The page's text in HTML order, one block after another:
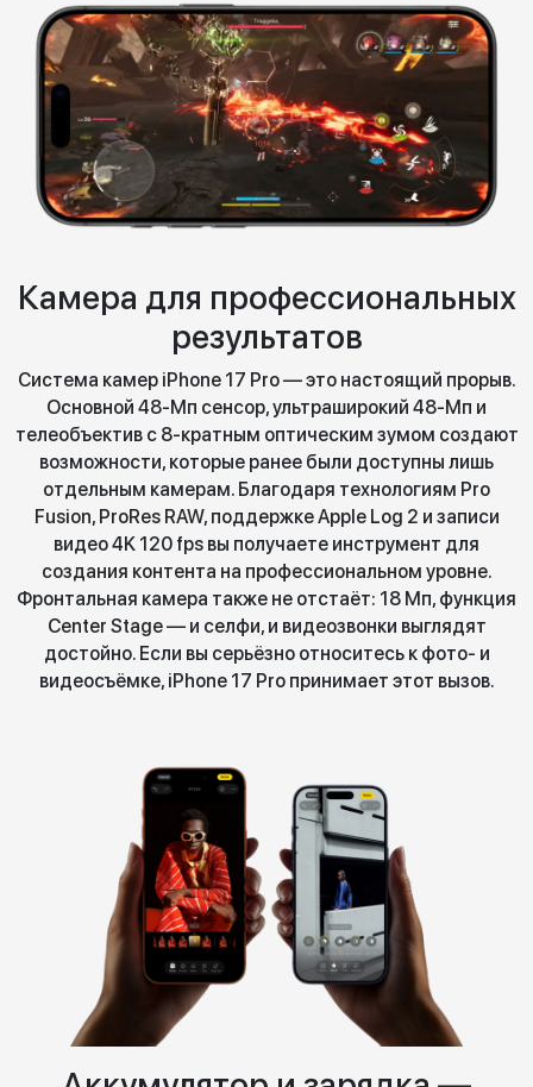
Камера для профессиональных
результатов
Система камер iPhone 17 Pro — это настоящий прорыв.
Основной 48-Мп сенсор, ультраширокий 48-Мп и
телеобъектив с 8-кратным оптическим зумом создают
возможности, которые ранее были доступны лишь
отдельным камерам. Благодаря технологиям Pro
Fusion, ProRes RAW, поддержке Apple Log 2 и записи
видео 4K 120 fps вы получаете инструмент для
создания контента на профессиональном уровне.
Фронтальная камера также не отстаёт: 18 Мп, функция
Center Stage — и селфи, и видеозвонки выглядят
достойно. Если вы серьёзно относитесь к фото- и
видеосъёмке, iPhone 17 Pro принимает этот вызов.